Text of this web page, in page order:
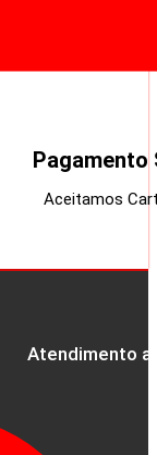
Pagamento
Aceitamos
Atendimento